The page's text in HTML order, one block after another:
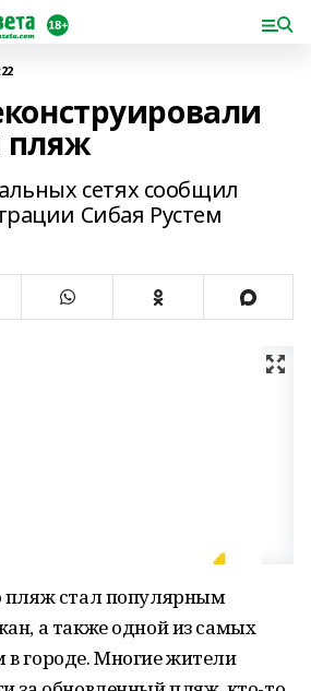
пляж
сетях сообщил
Сибая Рустем
пляж стал популярным
а также одной из самых
городе. Многие жители